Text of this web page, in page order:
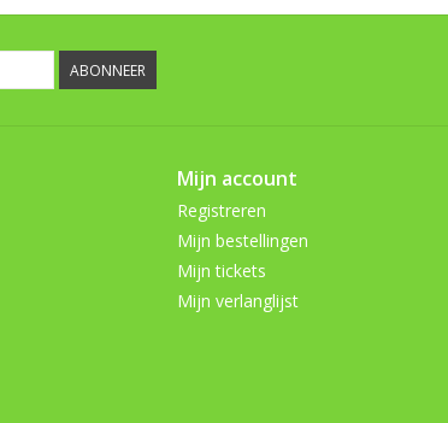
ABONNEER
Mijn account
Registreren
Mijn bestellingen
Mijn tickets
Mijn verlanglijst